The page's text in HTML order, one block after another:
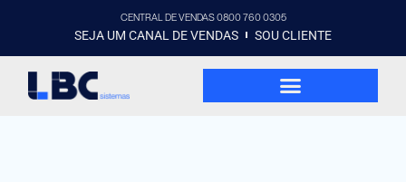
CENTRAL DE VENDAS 0800 760 0305
SEJA UM CANAL DE VENDAS SOU CLIENTE